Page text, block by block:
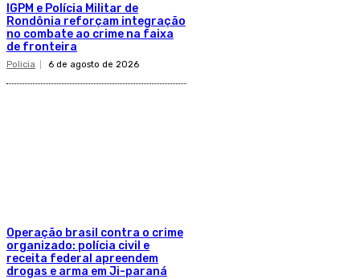
IGPM e Polícia Militar de
Rondônia reforçam integração
no combate ao crime na faixa
de fronteira
Policia 6 de agosto de 2026
Operação brasil contra o crime
organizado: polícia civil e
receita federal apreendem
drogas e arma em Ji-paraná